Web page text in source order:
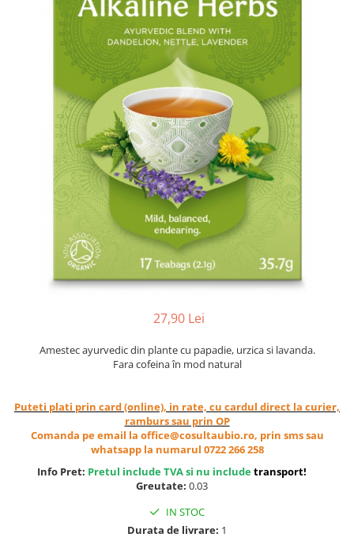
Ceaiuri diverse si accesorii
Vinuri, bere si alte bauturi
Siropuri naturale
Energizante
Carbogazoase
Siropuri Bio
Cacao si inlocuitori
Seminte bio pentru germinat
Seminte din plante oleaginoase
Superalimente bio
Cereale, fulgi din cereale, mic
Lactate
Orez, Faina si Premixuri
27,90 Lei
Amestec ayurvedic din plante cu papadie, urzica si lavanda.
Fara cofeina în mod natural
Puteti plati prin card (online), in rate, cu cardul direct la curier,
ramburs sau prin OP
Comanda pe email la office@cosultaubio.ro, prin sms sau
whatsapp la numarul 0722 266 258
Info Pret: Pretul include TVA si nu includetransport!
Greutate: 0.03
IN STOC
Durata de livrare: 1